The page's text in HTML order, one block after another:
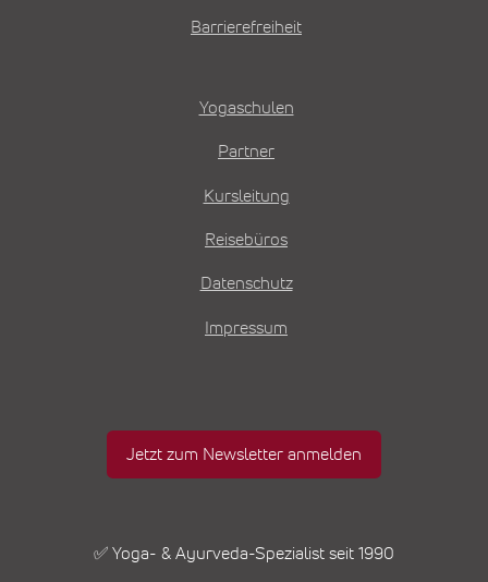
Barrierefreiheit
Yogaschulen
Partner
Kursleitung
Reisebüros
Datenschutz
Impressum
Jetzt zum Newsletter anmelden
✅ Yoga- & Ayurveda-Spezialist seit 1990